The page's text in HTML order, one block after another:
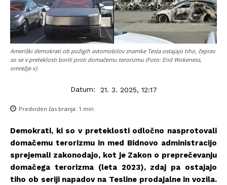
Ameriški demokrati ob požigih avtomobilov znamke Tesla ostajajo tiho, čeprav
so se v preteklosti borili proti domačemu terorizmu (Foto: End Wokeness,
omrežje x)
Datum: 21. 3. 2025, 12:17
Predviden čas branja: 1 min.
Demokrati, ki so v preteklosti odločno nasprotovali
domačemu terorizmu in med Bidnovo administracijo
sprejemali zakonodajo, kot je Zakon o preprečevanju
domačega terorizma (leta 2023), zdaj pa ostajajo
tiho ob seriji napadov na Tesline prodajalne in vozila.